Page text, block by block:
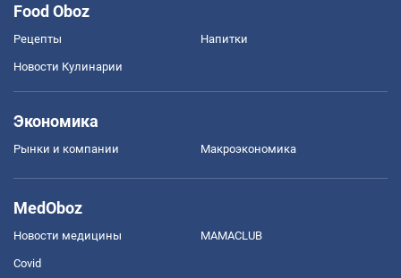
Food Oboz
Рецепты Напитки
Новости Кулинарии
Экономика
Рынки и компании Mакроэкономика
MedOboz
Новости медицины MAMACLUB
Covid